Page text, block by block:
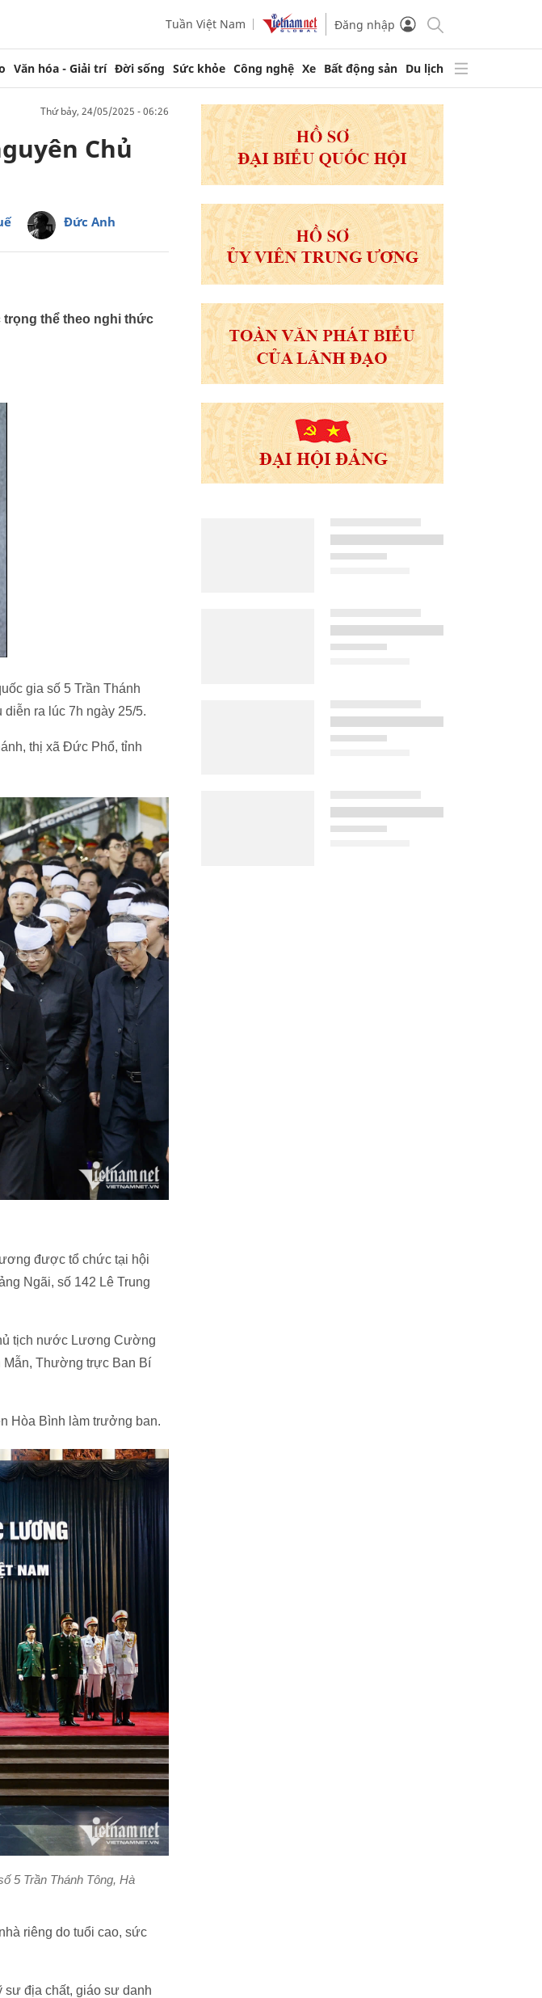
Tuần Việt Nam Đăng nhập
Văn hóa - Giải trí Đời sống Sức khỏe Công nghệ Xe Bất động sản Du lịch
thứ bảy, 24/05/2025 - 06:26
Chủ
Đức Anh
thể theo nghi thức
gia số 5 Trần Thánh
ra lúc 7h ngày 25/5.
thị xã Đức Phổ, tỉnh
được tổ chức tại hội
Ngãi, số 142 Lê Trung
tịch nước Lương Cường
Mẫn, Thường trực Ban Bí
Hòa Bình làm trưởng ban.
5 Trần Thánh Tông, Hà
riêng do tuổi cao, sức
sư địa chất, giáo sư danh